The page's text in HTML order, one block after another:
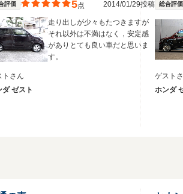
評価 5点 2014/01/29投稿
走り出しが少々もたつきますが
それ以外は不満はなく，安定感
がありとても良い車だと思いま
す。
トさん
ダ ゼスト
総合評価
ゲスト
ホンダ